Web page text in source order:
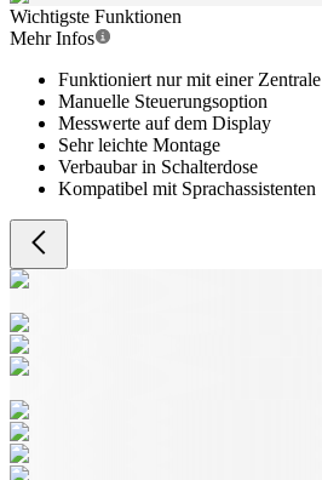
Wichtigste Funktionen
Mehr Infos
Funktioniert nur mit einer Zentrale
Manuelle Steuerungsoption
Messwerte auf dem Display
Sehr leichte Montage
Verbaubar in Schalterdose
Kompatibel mit Sprachassistenten